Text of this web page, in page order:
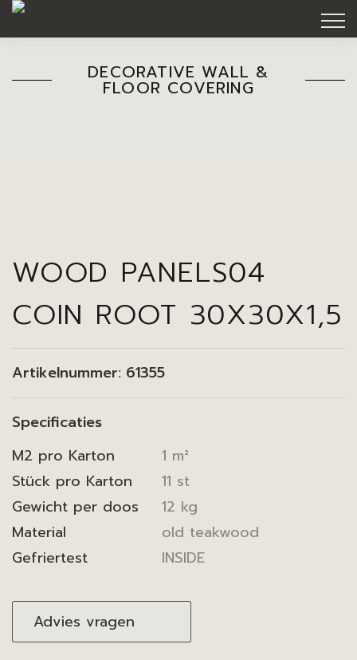
DECORATIVE WALL &
FLOOR COVERING
WOOD PANELS04
COIN ROOT 30X30X1,5
Artikelnummer: 61355
Specificaties
M2 pro Karton
1 m²
Stück pro Karton
11 st
Gewicht per doos
12 kg
Material
old teakwood
Gefriertest
INSIDE
Advies vragen